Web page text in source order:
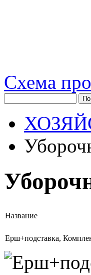
Схема
Название
Ерш+подставка,